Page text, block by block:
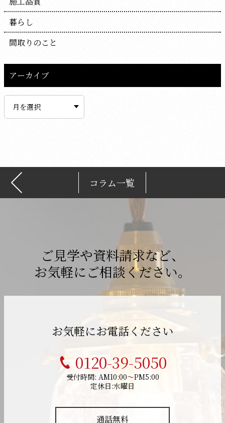
暮らし
間取りのこと
アーカイブ
イ
コラム一覧
ご見学や資料請求など、
お気軽にご相談ください。
お気軽にお電話ください
0120-39-5050
受付時間: AM10:00～PM5:00
定休日:水曜日
通話無料